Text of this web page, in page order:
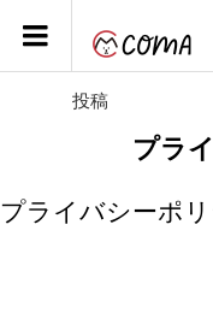
投稿
プラ
プライバシーポ